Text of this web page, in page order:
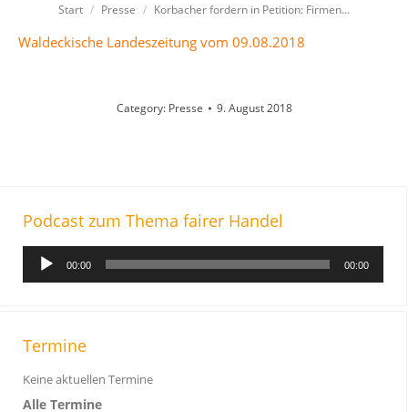
Sie befinden sich hier:
Start Presse Korbacher fordern in Petition: Firmen…
Waldeckische Landeszeitung vom 09.08.2018
Category: Presse 9. August 2018
Podcast zum Thema fairer Handel
o
P
00:00 00:00
Termine
Keine aktuellen Termine
Alle Termine